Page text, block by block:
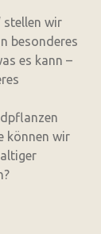
stellen wir
besonderes
es kann –
können wir